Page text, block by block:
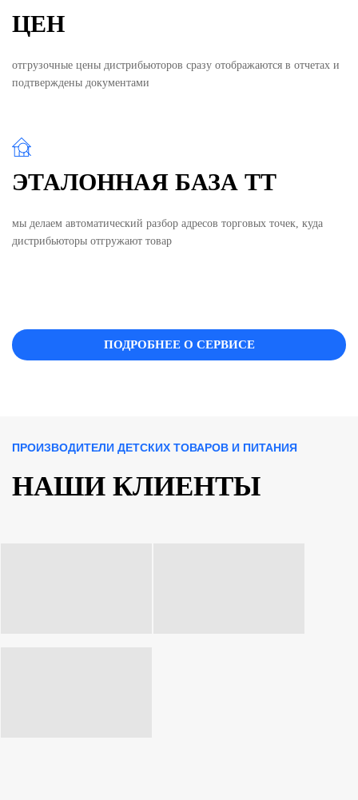
ЦЕН
отгрузочные цены дистрибьюторов сразу отображаются в отчетах и
подтверждены документами
ЭТАЛОННАЯ БАЗА ТТ
мы делаем автоматический разбор адресов торговых точек, куда
дистрибьюторы отгружают товар
ПОДРОБНЕЕ О СЕРВИСЕ
ПРОИЗВОДИТЕЛИ ДЕТСКИХ ТОВАРОВ И ПИТАНИЯ
НАШИ КЛИЕНТЫ